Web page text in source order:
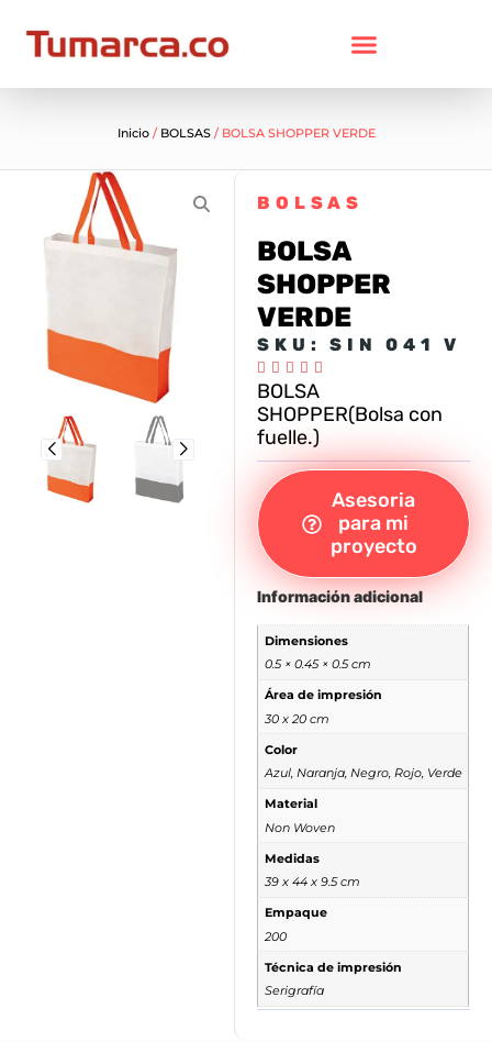
Inicio/ BOLSAS/ BOLSA SHOPPER VERDE
BOLSAS
BOLSA
SHOPPER
VERDE
SKU: SIN 041 V
    
BOLSA
SHOPPER(Bolsa con
fuelle.)
Asesoria
para mi
proyecto
Información adicional
Dimensiones
0.5 × 0.45 × 0.5 cm
Área de impresión
30 x 20 cm
Color
Azul, Naranja, Negro, Rojo, Verde
Material
Non Woven
Medidas
39 x 44 x 9.5 cm
Empaque
200
Técnica de impresión
Serigrafía